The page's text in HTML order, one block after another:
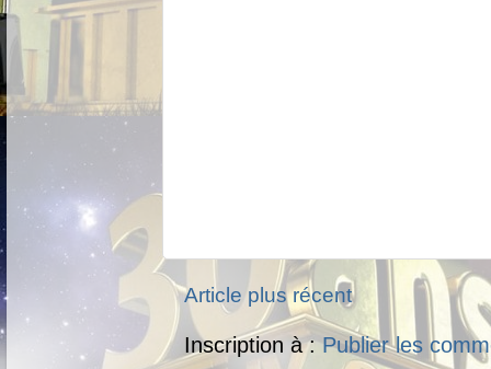
Article plus récent
Inscription à :Publier les